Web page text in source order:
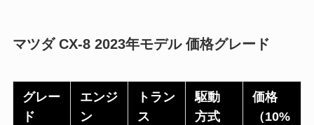
マツダ CX-8 2023年モデル 価格グレード
グレー
ド
エンジ
ン
トラン
ス
駆動
方式
価格
（10%